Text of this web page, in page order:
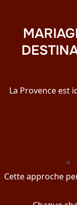
La Provence est
Cette approche